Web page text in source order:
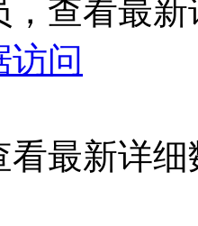
，查看最
访问
看最新详细